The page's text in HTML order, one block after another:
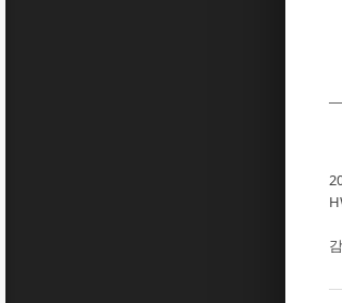
Sketchbook5, 스케치
Sketchbook5, 스케치